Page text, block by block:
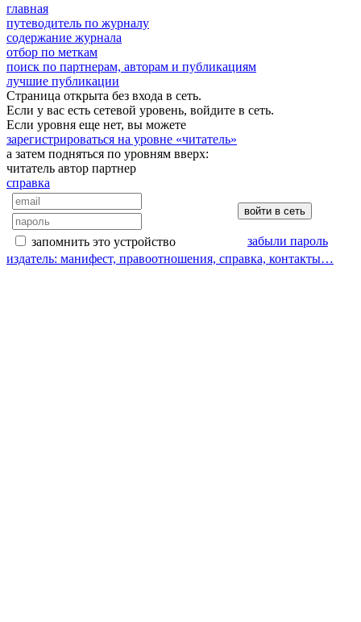
главная
путеводитель по журналу
содержание журнала
отбор по меткам
поиск по партнерам, авторам и публикациям
лучшие публикации
Страница открыта без входа в сеть.
Если у вас есть сетевой уровень, войдите в сеть.
Если уровня еще нет, вы можете
зарегистрироваться на уровне «читатель»
а затем подняться по уровням вверх:
читатель автор партнер
справка
запомнить это устройство
забыли пароль
издатель: манифест, правоотношения, справка, контакты…